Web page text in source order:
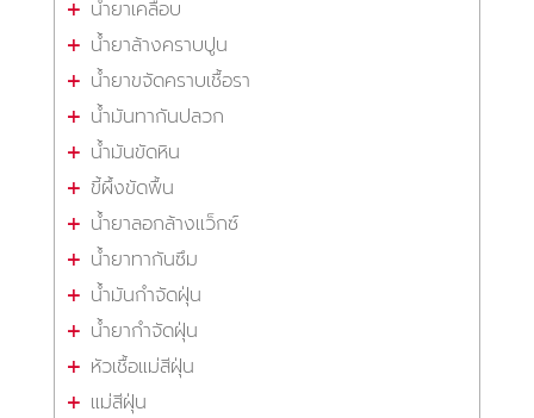
น้ำยาเคลือบ
น้ำยาล้างคราบปูน
น้ำยาขจัดคราบเชื้อรา
น้ำมันทากันปลวก
น้ำมันขัดหิน
ขี้ผึ้งขัดพื้น
น้ำยาลอกล้างแว็กซ์
น้ำยาทากันซึม
น้ำมันกำจัดฝุ่น
น้ำยากำจัดฝุ่น
หัวเชื้อแม่สีฝุ่น
แม่สีฝุ่น